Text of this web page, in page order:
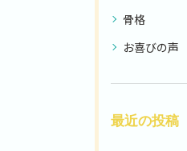
骨格
お喜びの声
最近の投稿